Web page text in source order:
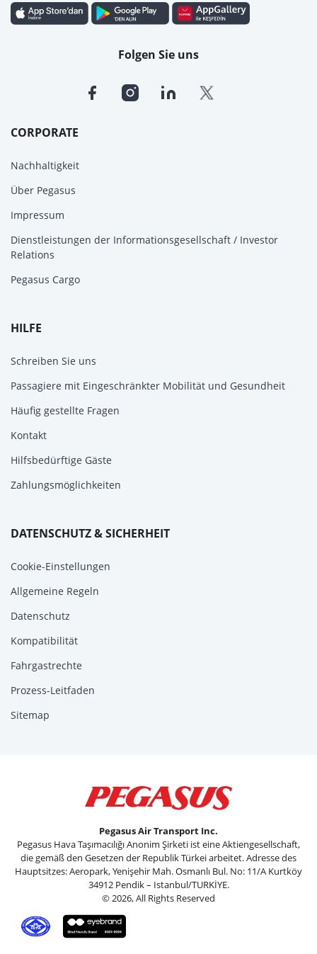
CORPORATE
Nachhaltigkeit
Über Pegasus
Impressum
Dienstleistungen der Informationsgesellschaft / Investor
Relations
Pegasus Cargo
HILFE
Schreiben Sie uns
Passagiere mit Eingeschränkter Mobilität und Gesundheit
Häufig gestellte Fragen
Kontakt
Hilfsbedürftige Gäste
Zahlungsmöglichkeiten
DATENSCHUTZ & SICHERHEIT
Cookie-Einstellungen
Allgemeine Regeln
Datenschutz
Kompatibilität
Fahrgastrechte
Prozess-Leitfaden
Sitemap
Folgen Sie uns
Pegasus Air Transport Inc.
Pegasus Hava Taşımacılığı Anonim Şirketi ist eine Aktiengesellschaft,
die gemäß den Gesetzen der Republik Türkei arbeitet. Adresse des
Hauptsitzes: Aeropark, Yenişehir Mah. Osmanlı Bul. No: 11/A Kurtköy
34912 Pendik – Istanbul/TURKİYE.
© 2026, All Rights Reserved